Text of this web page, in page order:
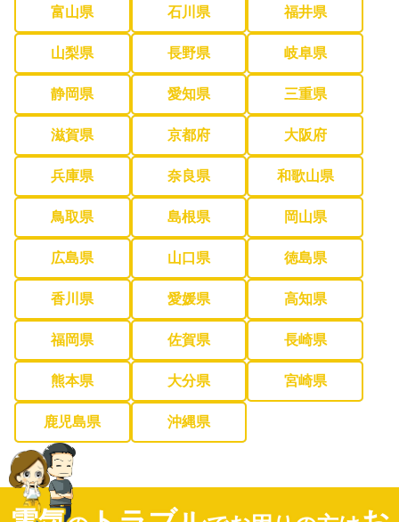
富山県 石川県 福井県
山梨県 長野県 岐阜県
静岡県 愛知県 三重県
滋賀県 京都府 大阪府
兵庫県 奈良県 和歌山県
鳥取県 島根県 岡山県
広島県 山口県 徳島県
香川県 愛媛県 高知県
福岡県 佐賀県 長崎県
熊本県 大分県 宮崎県
鹿児島県 沖縄県